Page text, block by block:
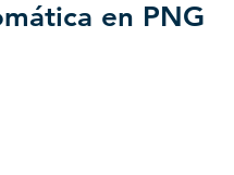
en PNG